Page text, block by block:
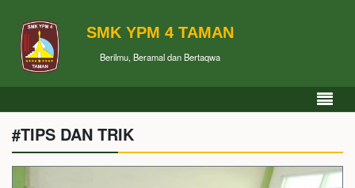
SMK YPM 4 TAMAN
Berilmu, Beramal dan Bertaqwa
#TIPS DAN TRIK